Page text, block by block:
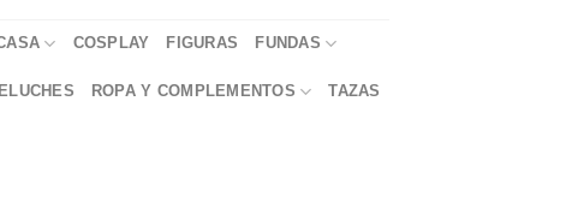
COSPLAY FIGURAS FUNDAS
ROPA Y COMPLEMENTOS TAZAS